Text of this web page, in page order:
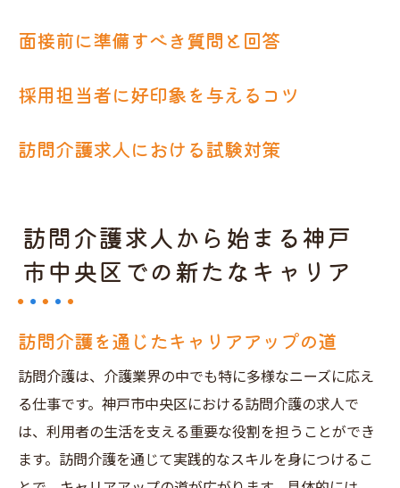
面接前に準備すべき質問と回答
採用担当者に好印象を与えるコツ
訪問介護求人における試験対策
訪問介護求人から始まる神戸
市中央区での新たなキャリア
訪問介護を通じたキャリアアップの道
訪問介護は、介護業界の中でも特に多様なニーズに応え
る仕事です。神戸市中央区における訪問介護の求人で
は、利用者の生活を支える重要な役割を担うことができ
ます。訪問介護を通じて実践的なスキルを身につけるこ